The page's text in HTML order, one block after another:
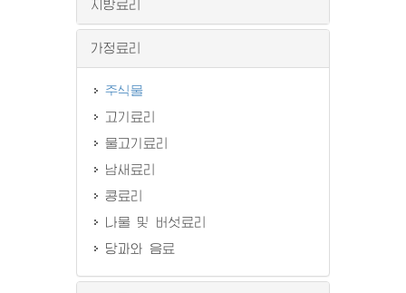
지방료리
가정료리
주식물
고기료리
물고기료리
남새료리
콩료리
나물 및 버섯료리
당과와 음료